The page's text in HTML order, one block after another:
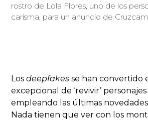
rostro de Lola Flores, uno de los
carisma, para un anuncio de
Losdeepfakesse han convertido
excepcional de ‘revivir’
empleando las últimas
Nada tienen que ver con los